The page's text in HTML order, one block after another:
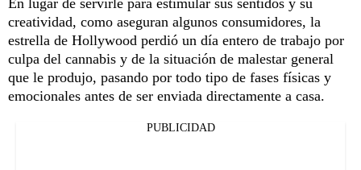
creatividad, como aseguran algunos consumidores, la
estrella de Hollywood perdió un día entero de trabajo por
culpa del cannabis y de la situación de malestar general
que le produjo, pasando por todo tipo de fases físicas y
emocionales antes de ser enviada directamente a casa.
PUBLICIDAD